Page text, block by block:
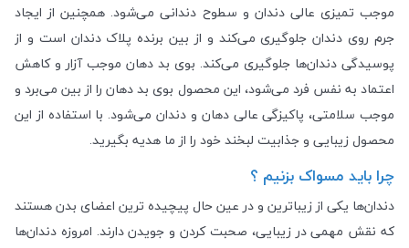
موجب تمیزی عالی دندان و سطوح دندانی می‌شود. همچنین از ایجاد
جرم روی دندان جلوگیری می‌کند و از بین برنده پلاک دندان است و از
پوسیدگی دندان‌ها جلوگیری می‌کند. بوی بد دهان موجب آزار و کاهش
اعتماد به نفس فرد می‌شود، این محصول بوی بد دهان را از بین می‌برد و
موجب سلامتی، پاکیزگی عالی دهان و دندان می‌شود. با استفاده از این
محصول زیبایی و جذابیت لبخند خود را از ما هدیه بگیرید.
چرا باید مسواک بزنیم ؟
دندان‌ها یکی از زیباترین و در عین حال پیچیده ترین اعضای بدن هستند
که نقش مهمی در زیبایی، صحبت کردن و جویدن دارند. امروزه دندان‌ها